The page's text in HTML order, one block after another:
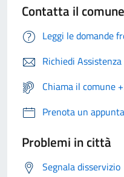
Contatta il comune
Leggi le domande
Richiedi Assistenza
Chiama il comune
Prenota un
Problemi in città
Segnala disservizio